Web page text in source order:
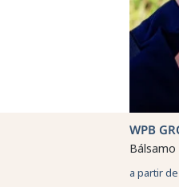
WPB
a partir de